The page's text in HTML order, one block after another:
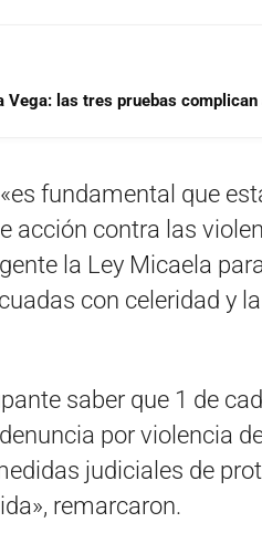
Vega: las tres pruebas
fundamental que
acción contra las
la Ley Micaela
con celeridad y
saber que 1 de
por violencia
judiciales de
remarcaron.